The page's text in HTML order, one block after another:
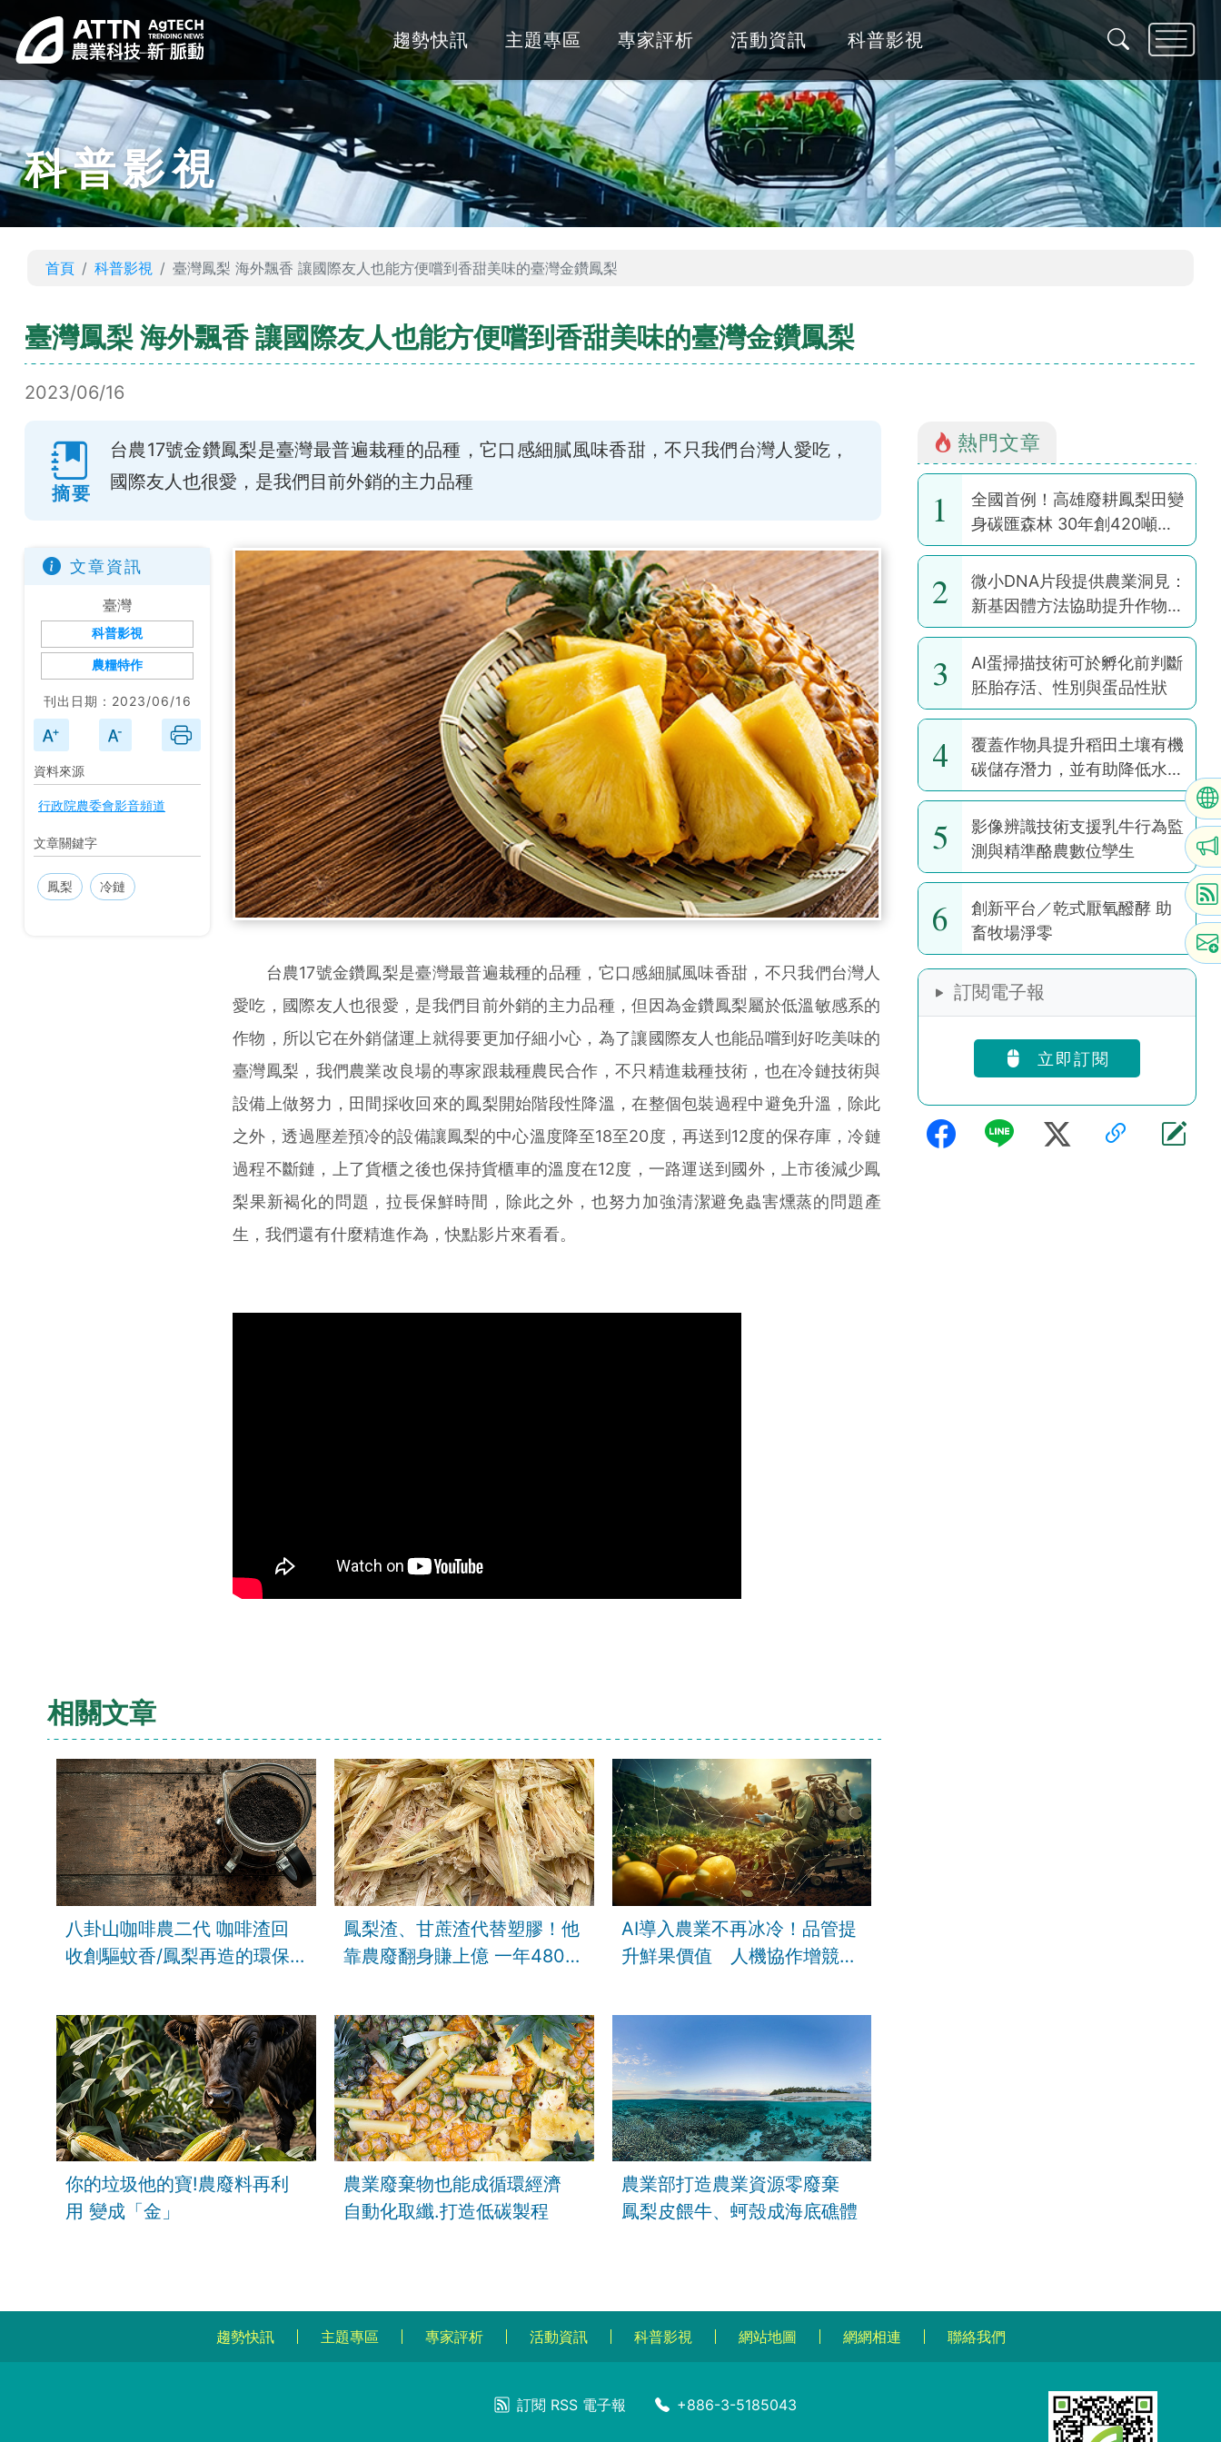
趨勢快訊 主題專區 專家評析 活動資訊 科普影視
科普影視
首頁 科普影視 臺灣鳳梨 海外飄香 讓國際友人也能方便嚐到香甜美味的臺灣金鑽鳳梨
臺灣鳳梨 海外飄香 讓國際友人也能方便嚐到香甜美味的臺灣金鑽鳳梨
2023/06/16
摘要
台農17號金鑽鳳梨是臺灣最普遍栽種的品種，它口感細膩風味香甜，不只我們台灣人愛吃，
國際友人也很愛，是我們目前外銷的主力品種
文章資訊
臺灣
科普影視
農糧特作
刊出日期：2023/06/16
資料來源
行政院農委會影音頻道
文章關鍵字
鳳梨 冷鏈
台農17號金鑽鳳梨是臺灣最普遍栽種的品種，它口感細膩風味香甜，不只我們台灣人
愛吃，國際友人也很愛，是我們目前外銷的主力品種，但因為金鑽鳳梨屬於低溫敏感系的
作物，所以它在外銷儲運上就得要更加仔細小心，為了讓國際友人也能品嚐到好吃美味的
臺灣鳳梨，我們農業改良場的專家跟栽種農民合作，不只精進栽種技術，也在冷鏈技術與
設備上做努力，田間採收回來的鳳梨開始階段性降溫，在整個包裝過程中避免升溫，除此
之外，透過壓差預冷的設備讓鳳梨的中心溫度降至18至20度，再送到12度的保存庫，冷鏈
過程不斷鏈，上了貨櫃之後也保持貨櫃車的溫度在12度，一路運送到國外，上市後減少鳳
梨果新褐化的問題，拉長保鮮時間，除此之外，也努力加強清潔避免蟲害燻蒸的問題產
生，我們還有什麼精進作為，快點影片來看看。
相關文章
八卦山咖啡農二代 咖啡渣回
收創驅蚊香/鳳梨再造的環保
大高材生點木成金 廢材翻轉
出破億價值/借貸十萬創茶葉
王國 茶渣回收變茶香貓砂
鳳梨渣、甘蔗渣代替塑膠！他
靠農廢翻身賺上億 一年480萬
秘密武器!！│【台灣新思路】
AI導入農業不再冰冷！品管提
升鮮果價值 人機協作增競爭
查報告｜
你的垃圾他的寶!農廢料再利
用 變成「金」
農業廢棄物也能成循環經濟
自動化取纖.打造低碳製程
農業部打造農業資源零廢棄
鳳梨皮餵牛、蚵殼成海底礁體
熱門文章
1
全國首例！高雄廢耕鳳梨田變
身碳匯森林 30年創420噸碳
權
2
微小DNA片段提供農業洞見：
新基因體方法協助提升作物韌
性
3
AI蛋掃描技術可於孵化前判斷
胚胎存活、性別與蛋品性狀
4
覆蓋作物具提升稻田土壤有機
碳儲存潛力，並有助降低水稻
耕作全球暖化潛勢
5
影像辨識技術支援乳牛行為監
測與精準酪農數位孿生
6
創新平台／乾式厭氧醱酵 助
畜牧場淨零
訂閱電子報
立即訂閱
趨勢快訊 主題專區 專家評析 活動資訊 科普影視 網站地圖 網網相連 聯絡我們
訂閱 RSS 電子報 +886-3-5185043